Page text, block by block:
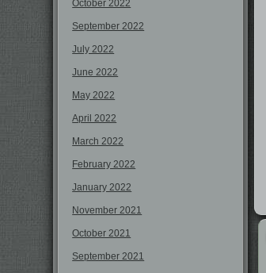
October 2022
September 2022
July 2022
June 2022
May 2022
April 2022
March 2022
February 2022
January 2022
November 2021
October 2021
September 2021